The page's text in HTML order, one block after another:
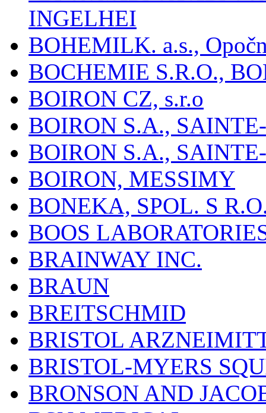
INGELHEI
BOHEMILK. a.s.,
BOCHEMIE S.R.O.,
BOIRON CZ, s.r.o
BOIRON S.A.,
BOIRON S.A.,
BOIRON, MESSIMY
BONEKA, SPOL. S
BOOS
BRAINWAY INC.
BRAUN
BREITSCHMID
BRISTOL
BRISTOL-MYERS
BRONSON AND